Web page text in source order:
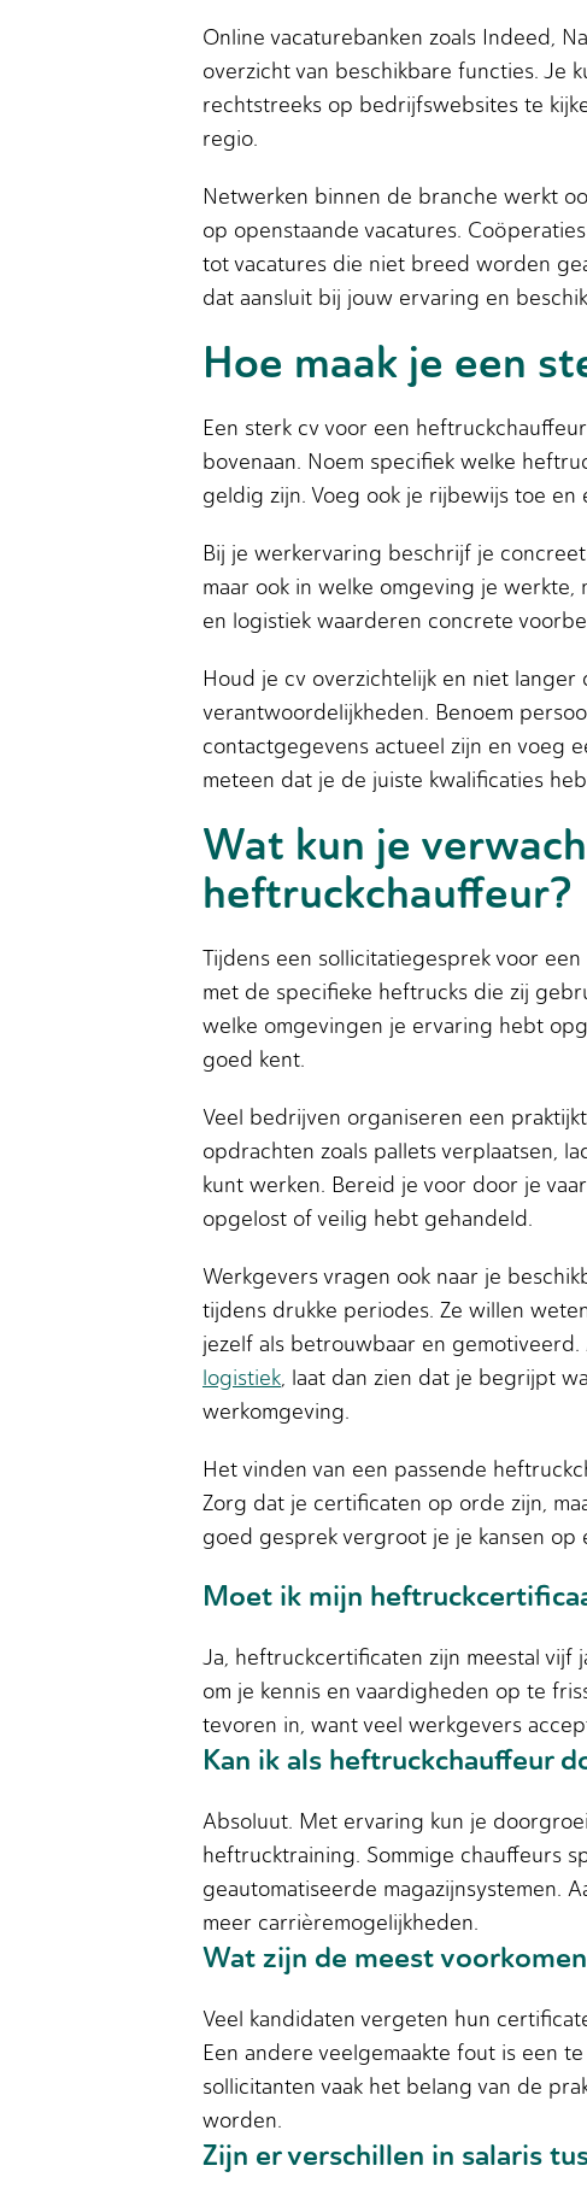
Online vacaturebanken zoals Indeed,
overzicht van beschikbare functies. Je
rechtstreeks op bedrijfswebsites te
regio.
Netwerken binnen de branche werkt
op openstaande vacatures.
tot vacatures die niet breed worden
dat aansluit bij jouw ervaring en
Hoe maak je een
Een sterk cv voor een
bovenaan. Noem specifiek welke
geldig zijn. Voeg ook je rijbewijs toe en
Bij je werkervaring beschrijf je
maar ook in welke omgeving je
en logistiek waarderen concrete
Houd je cv overzichtelijk en niet langer
verantwoordelijkheden. Benoem
contactgegevens actueel zijn en voeg
meteen dat je de juiste kwalificaties
Wat kun je
heftruckchauffeur?
Tijdens een sollicitatiegesprek voor
met de specifieke heftrucks die zij
welke omgevingen je ervaring hebt
goed kent.
Veel bedrijven organiseren een
opdrachten zoals pallets verplaatsen,
kunt werken. Bereid je voor door je
opgelost of veilig hebt gehandeld.
Werkgevers vragen ook naar je
tijdens drukke periodes. Ze willen
jezelf als betrouwbaar en
logistiek, laat dan zien dat je begrijpt
werkomgeving.
Het vinden van een passende
Zorg dat je certificaten op orde zijn,
goed gesprek vergroot je je kansen op
Moet ik mijn
Ja, heftruckcertificaten zijn meestal vijf
om je kennis en vaardigheden op te
tevoren in, want veel werkgevers
Kan ik als heftruckchauffeur
Absoluut. Met ervaring kun je
heftrucktraining. Sommige chauffeurs
geautomatiseerde magazijnsystemen.
meer carrièremogelijkheden.
Wat zijn de meest
Veel kandidaten vergeten hun
Een andere veelgemaakte fout is een
sollicitanten vaak het belang van de
worden.
Zijn er verschillen in salaris